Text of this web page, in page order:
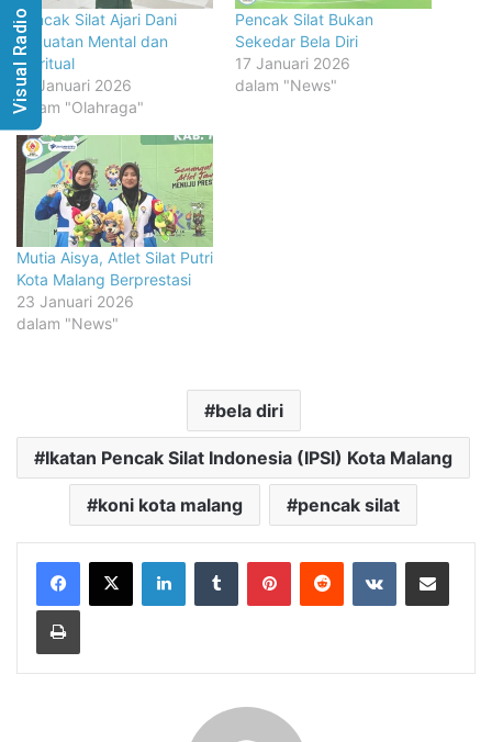
Pencak Silat Ajari Dani
Kekuatan Mental dan
Spiritual
17 Januari 2026
dalam "Olahraga"
Pencak Silat Bukan
Sekedar Bela Diri
17 Januari 2026
dalam "News"
Mutia Aisya, Atlet Silat Putri
Kota Malang Berprestasi
23 Januari 2026
dalam "News"
bela diri
Ikatan Pencak Silat Indonesia (IPSI) Kota Malang
koni kota malang pencak silat
LinkedInTumblr PinterestReddit VKontakteShare via Email
Print
Visual Radio